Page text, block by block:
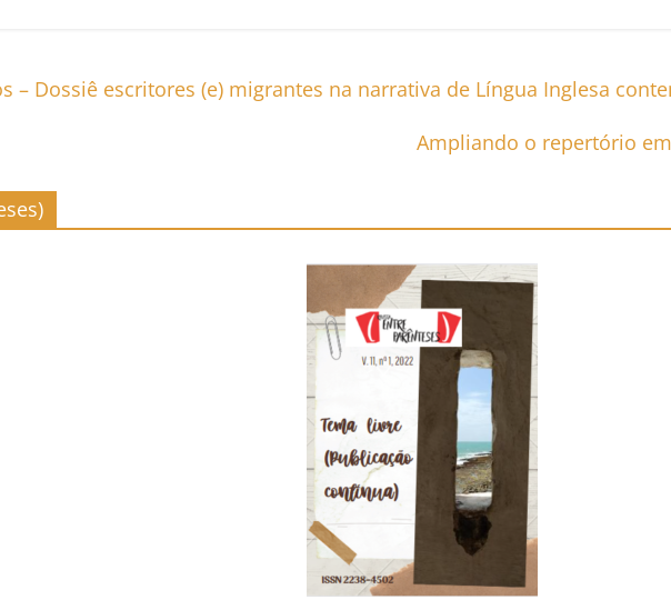
– Dossiê escritores (e) migrantes na narrativa de Língua Inglesa
Ampliando o repertório